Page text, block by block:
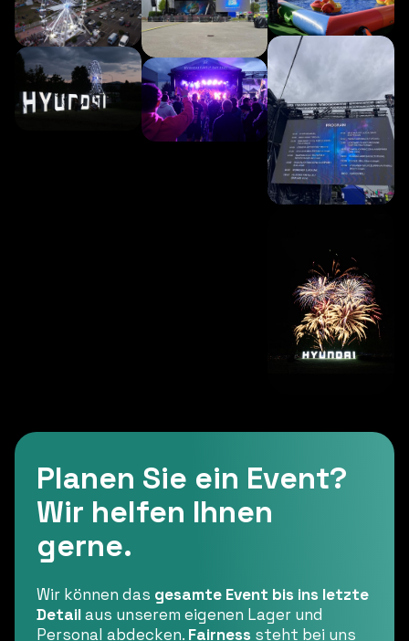
Planen Sie ein Event?
Wir helfen Ihnen
gerne.
Wir können das gesamte Event bis ins letzte
Detailaus unserem eigenen Lager und
Personal abdecken. Fairness steht bei uns